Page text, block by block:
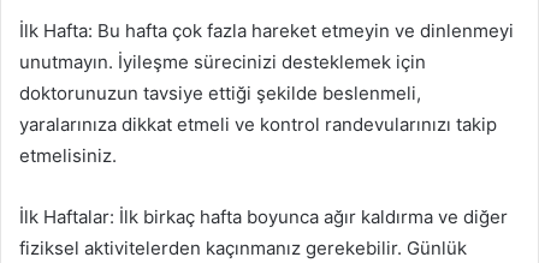
İlk Hafta: Bu hafta çok fazla hareket etmeyin ve dinlenmeyi
unutmayın. İyileşme sürecinizi desteklemek için
doktorunuzun tavsiye ettiği şekilde beslenmeli,
yaralarınıza dikkat etmeli ve kontrol randevularınızı takip
etmelisiniz.
İlk Haftalar: İlk birkaç hafta boyunca ağır kaldırma ve diğer
fiziksel aktivitelerden kaçınmanız gerekebilir. Günlük